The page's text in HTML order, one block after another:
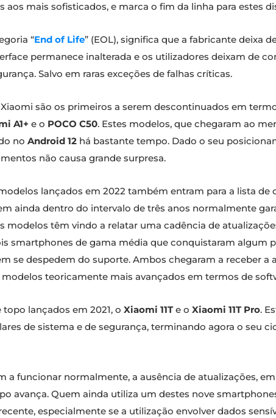
aos mais sofisticados, e marca o fim da linha para estes
“End of Life” (EOL), significa que a fabricante deixa
permanece inalterada e os utilizadores deixam de
Salvo em raras exceções de falhas críticas.
são os primeiros a serem descontinuados em
A1+ e o POCO C50. Estes modelos, que chegaram ao
no Android 12 há bastante tempo. Dado o seu
não causa grande surpresa.
lançados em 2022 também entram para a lista de
ainda dentro do intervalo de três anos normalmente
modelos têm vindo a relatar uma cadência de
smartphones de gama média que conquistaram algum
se despedem do suporte. Ambos chegaram a receber a
modelos teoricamente mais avançados em termos de
lançados em 2021, o Xiaomi 11Te o Xiaomi 11T Pro.
de sistema e de segurança, terminando agora o seu
a funcionar normalmente, a ausência de atualizações,
avança. Quem ainda utiliza um destes nove
especialmente se a utilização envolver dados